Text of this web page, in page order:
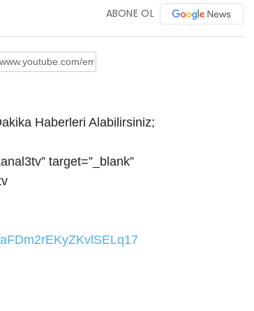
ABONE OL
Haberleri Alabilirsiniz;
target=”_blank”